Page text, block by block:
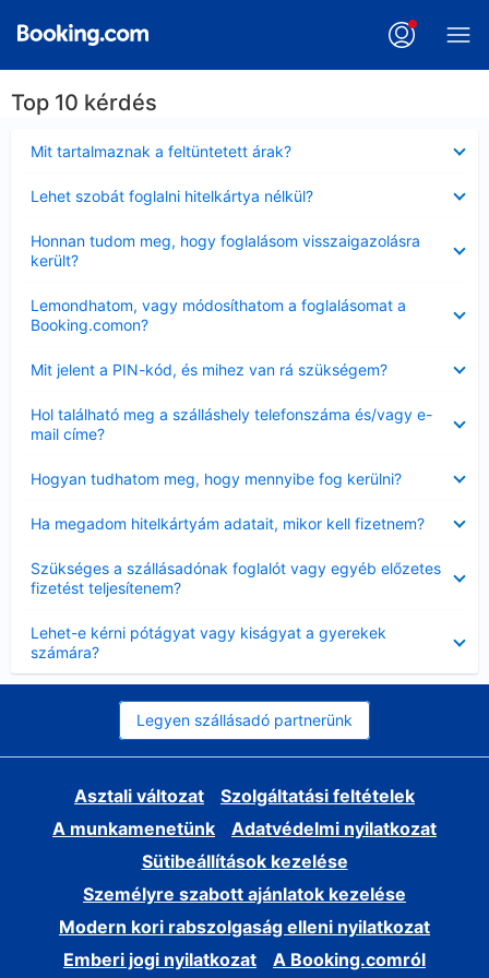
Top 10 kérdés
Mit tartalmaznak a feltüntetett árak?
Lehet szobát foglalni hitelkártya nélkül?
Honnan tudom meg, hogy foglalásom visszaigazolásra
került?
Lemondhatom, vagy módosíthatom a foglalásomat a
Booking.comon?
Mit jelent a PIN-kód, és mihez van rá szükségem?
Hol található meg a szálláshely telefonszáma és/vagy e-
mail címe?
Hogyan tudhatom meg, hogy mennyibe fog kerülni?
Ha megadom hitelkártyám adatait, mikor kell fizetnem?
Szükséges a szállásadónak foglalót vagy egyéb előzetes
fizetést teljesítenem?
Lehet-e kérni pótágyat vagy kiságyat a gyerekek
számára?
Legyen szállásadó partnerünk
Asztali változat
Szolgáltatási feltételek
A munkamenetünk
Adatvédelmi nyilatkozat
Sütibeállítások kezelése
Személyre szabott ajánlatok kezelése
Modern kori rabszolgaság elleni nyilatkozat
Emberi jogi nyilatkozat
A Booking.comról